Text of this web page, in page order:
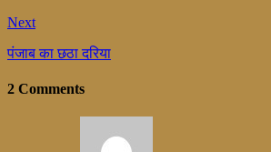
Next
पंजाब का छठा दरिया
2 Comments